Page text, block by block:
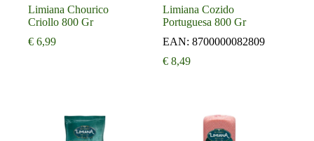
Limiana Chourico
Criollo 800 Gr
€ 6,99
Limiana Cozido
Portuguesa 800 Gr
EAN:8700000082809
€ 8,49